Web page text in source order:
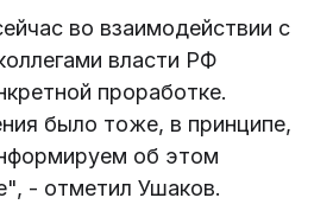
во взаимодействии с
власти РФ
проработке.
было тоже, в принципе,
об этом
- отметил Ушаков.